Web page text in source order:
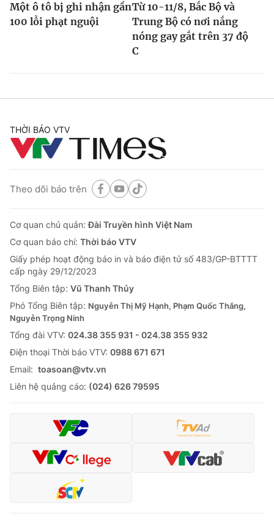
Một ô tô bị ghi nhận gần
100 lỗi phạt nguội
Từ 10-11/8, Bắc Bộ và
Trung Bộ có nơi nắng
nóng gay gắt trên 37 độ
C
THỜI BÁO VTV
Theo dõi báo trên
Cơ quan chủ quản:Đài Truyền hình Việt Nam
Cơ quan báo chí: Thời báo VTV
Giấy phép hoạt động báo in và báo điện tử số 483/GP-BTTTT
cấp ngày 29/12/2023
Tổng Biên tập: Vũ Thanh Thủy
Phó Tổng Biên tập: Nguyễn Thị Mỹ Hạnh, Phạm Quốc Thắng,
Nguyễn Trọng Ninh
Tổng đài VTV: 024.38 355 931 - 024.38 355 932
Ðiện thoại Thời báo VTV: 0988 671 671
Email: toasoan@vtv.vn
Liên hệ quảng cáo: (024) 626 79595